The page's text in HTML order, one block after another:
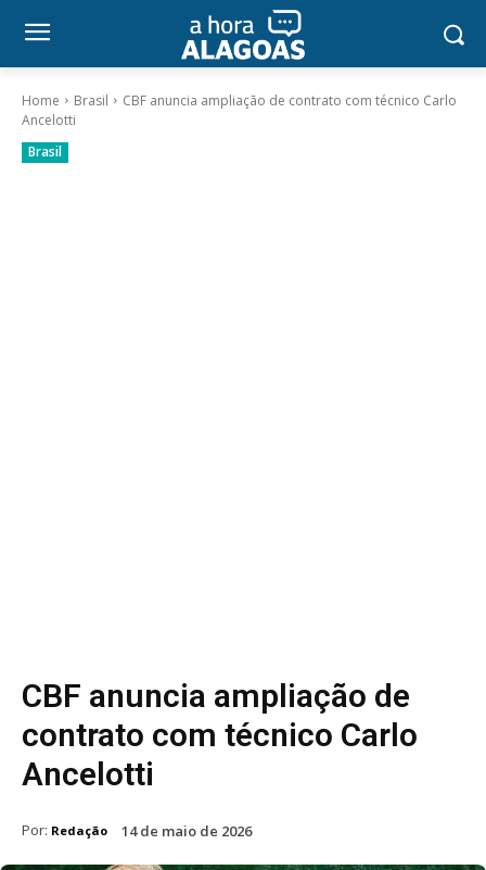
Home Brasil
CBF anuncia ampliação de contrato com técnico Carlo
Ancelotti
Brasil
CBF anuncia ampliação de
contrato com técnico Carlo
Ancelotti
Por: Redação 14 de maio de 2026